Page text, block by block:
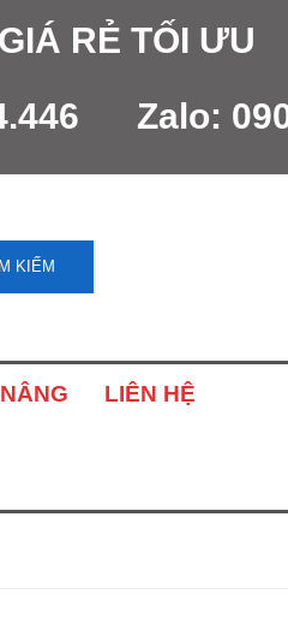
GIÁ RẺ TỐI ƯU
Zalo:
KIẾM
LIÊN HỆ